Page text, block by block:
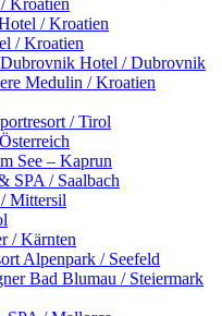
/ Kroatien
/ Kroatien
Hotel / Dubrovnik
Medulin / Kroatien
/ Tirol
See – Kaprun
SPA / Saalbach
Mittersil
/ Kärnten
Alpenpark / Seefeld
Bad Blumau / Steiermark